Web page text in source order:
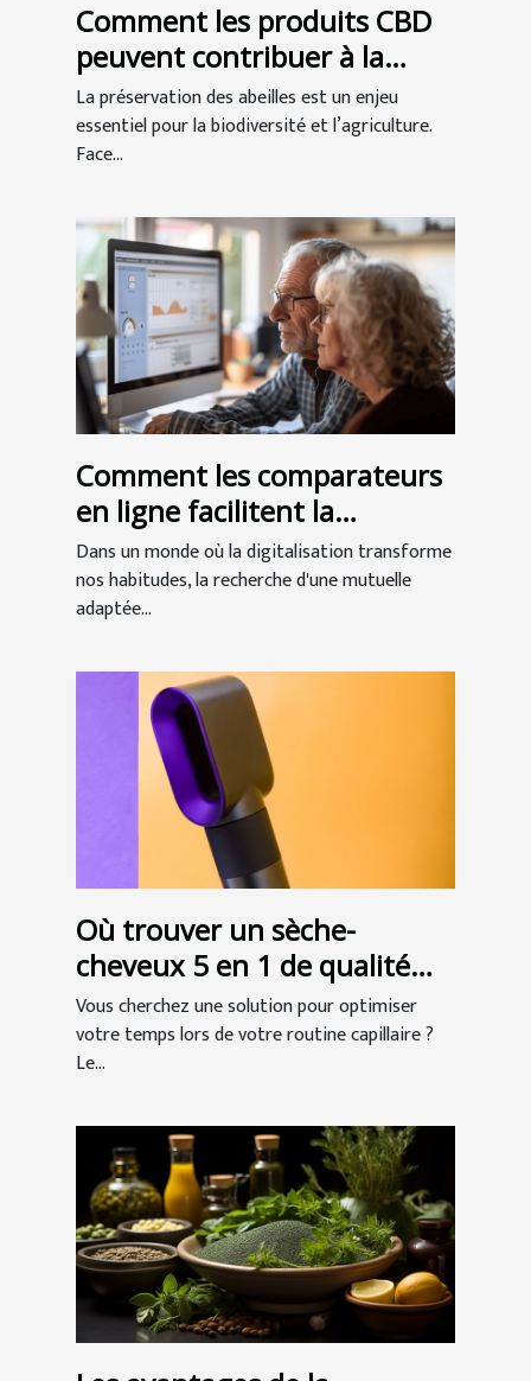
Comment les produits CBD
peuvent contribuer à la
préservation des abeilles ?
La préservation des abeilles est un enjeu
essentiel pour la biodiversité et l’agriculture.
Face...
Comment les comparateurs
en ligne facilitent la
recherche de mutuelles
seniors
Dans un monde où la digitalisation transforme
nos habitudes, la recherche d'une mutuelle
adaptée...
Où trouver un sèche-
cheveux 5 en 1 de qualité
professionnelle ?
Vous cherchez une solution pour optimiser
votre temps lors de votre routine capillaire ?
Le...